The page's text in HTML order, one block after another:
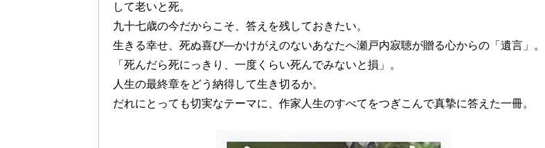
して老いと死。
九十七歳の今だからこそ、答えを残しておきたい。
生きる幸せ、死ぬ喜び—かけがえのないあなたへ瀬戸内寂聴が贈る心からの「遺言」。
「死んだら死にっきり、一度くらい死んでみないと損」。
人生の最終章をどう納得して生き切るか。
だれにとっても切実なテーマに、作家人生のすべてをつぎこんで真摯に答えた一冊。